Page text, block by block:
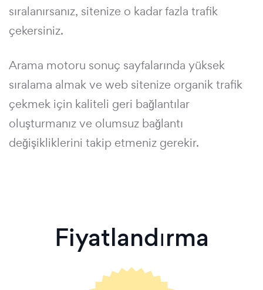
sıralanırsanız, sitenize o kadar fazla trafik
çekersiniz.
Arama motoru sonuç sayfalarında yüksek
sıralama almak ve web sitenize organik trafik
çekmek için kaliteli geri bağlantılar
oluşturmanız ve olumsuz bağlantı
değişikliklerini takip etmeniz gerekir.
Fiyatlandırma